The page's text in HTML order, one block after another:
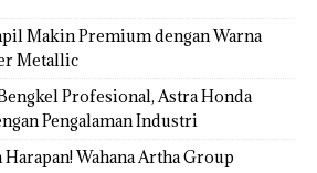
Makin Premium dengan Warna
Metallic
Profesional, Astra Honda
Pengalaman Industri
Harapan! Wahana Artha Group